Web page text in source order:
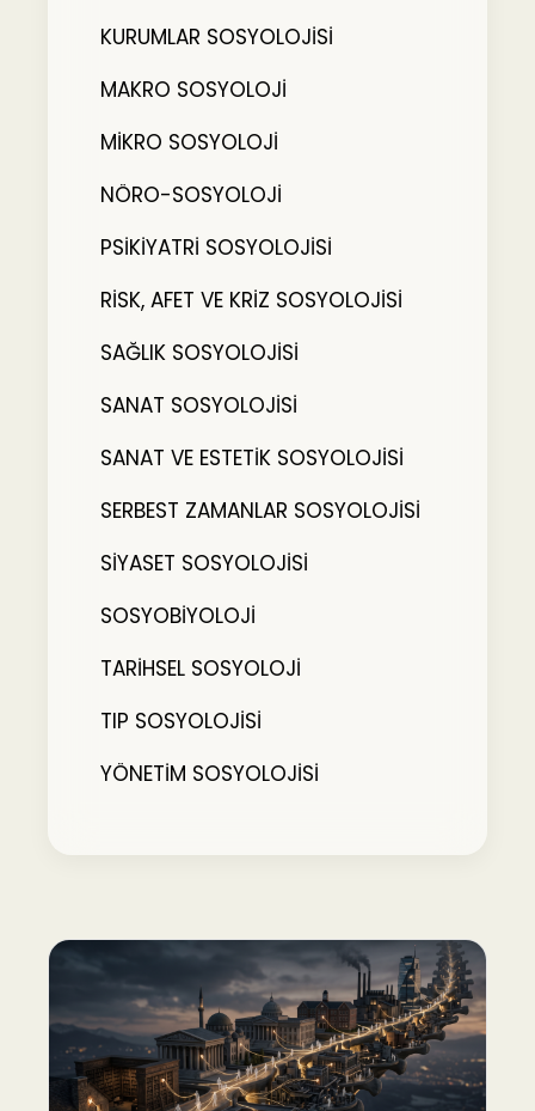
KURUMLAR SOSYOLOJİSİ
MAKRO SOSYOLOJİ
MİKRO SOSYOLOJİ
NÖRO-SOSYOLOJİ
PSİKİYATRİ SOSYOLOJİSİ
RİSK, AFET VE KRİZ SOSYOLOJİSİ
SAĞLIK SOSYOLOJİSİ
SANAT SOSYOLOJİSİ
SANAT VE ESTETİK SOSYOLOJİSİ
SERBEST ZAMANLAR SOSYOLOJİSİ
SİYASET SOSYOLOJİSİ
SOSYOBİYOLOJİ
TARİHSEL SOSYOLOJİ
TIP SOSYOLOJİSİ
YÖNETİM SOSYOLOJİSİ